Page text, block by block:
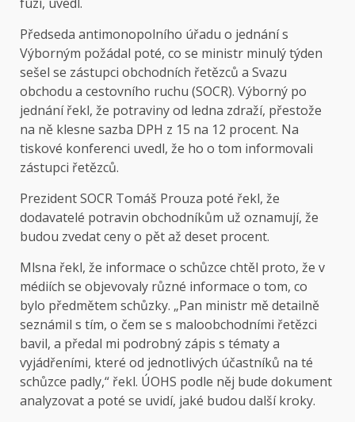
fúzí, uvedl.
Předseda antimonopolního úřadu o jednání s
Výborným požádal poté, co se ministr minulý týden
sešel se zástupci obchodních řetězců a Svazu
obchodu a cestovního ruchu (SOCR). Výborný po
jednání řekl, že potraviny od ledna zdraží, přestože
na ně klesne sazba DPH z 15 na 12 procent. Na
tiskové konferenci uvedl, že ho o tom informovali
zástupci řetězců.
Prezident SOCR Tomáš Prouza poté řekl, že
dodavatelé potravin obchodníkům už oznamují, že
budou zvedat ceny o pět až deset procent.
Mlsna řekl, že informace o schůzce chtěl proto, že v
médiích se objevovaly různé informace o tom, co
bylo předmětem schůzky. „Pan ministr mě detailně
seznámil s tím, o čem se s maloobchodními řetězci
bavil, a předal mi podrobný zápis s tématy a
vyjádřeními, které od jednotlivých účastníků na té
schůzce padly,“ řekl. ÚOHS podle něj bude dokument
analyzovat a poté se uvidí, jaké budou další kroky.